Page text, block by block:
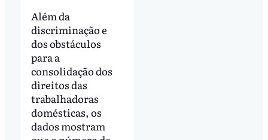
Além da
discriminação e
dos obstáculos
para a
consolidação dos
direitos das
trabalhadoras
domésticas, os
dados mostram